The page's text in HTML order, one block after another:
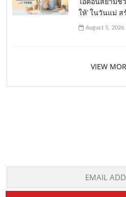
ให้’ ในวันแม่
August 5, 2026
VIEW